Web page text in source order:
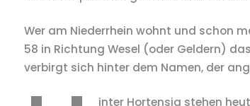
Wer am Niederrhein wohnt und schon
58 in Richtung Wesel (oder Geldern)
verbirgt sich hinter dem Namen, der
inter Hortensia stehen